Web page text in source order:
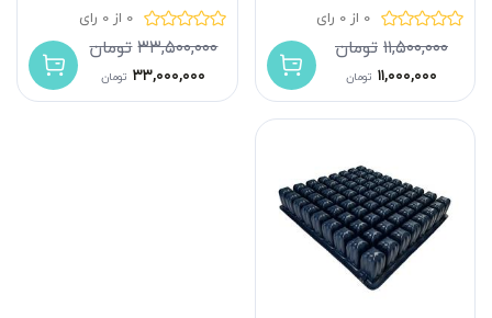
0 از 0 رای
۱۱,۵۰۰,۰۰۰تومان
۱۱,۰۰۰,۰۰۰ تومان
0 از 0 رای
۳۳,۵۰۰,۰۰۰تومان
۳۳,۰۰۰,۰۰۰ تومان